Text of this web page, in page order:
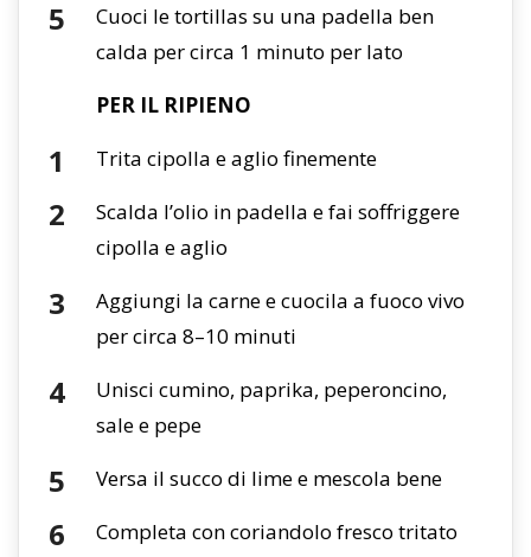
Cuoci le tortillas su una padella ben
calda per circa 1 minuto per lato
PER IL RIPIENO
Trita cipolla e aglio finemente
Scalda l’olio in padella e fai soffriggere
cipolla e aglio
Aggiungi la carne e cuocila a fuoco vivo
per circa 8–10 minuti
Unisci cumino, paprika, peperoncino,
sale e pepe
Versa il succo di lime e mescola bene
Completa con coriandolo fresco tritato